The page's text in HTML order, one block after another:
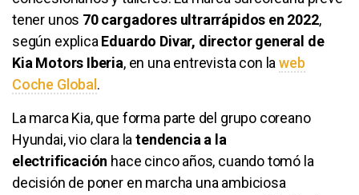
tener unos 70 cargadores ultrarrápidos en 2022,
según explica Eduardo Divar, director general de
Kia Motors Iberia, en una entrevista con laweb
Coche Global .
La marca Kia, que forma parte del grupo coreano
Hyundai, vio clara latendencia a la
electrificación hace cinco años, cuando tomó la
decisión de poner en marcha una ambiciosa